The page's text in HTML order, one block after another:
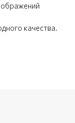
качества.